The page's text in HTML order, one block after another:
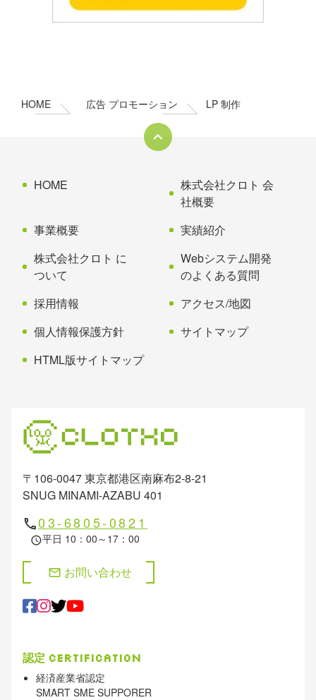
HOME 広告 プロモーション LP 制作
〒106-0047 東京都港区南麻布2-8-21
SNUG MINAMI-AZABU 401
phone03-6805-0821
schedule平日 10：00～17：00
mail お問い合わせ
認定 Certification
経済産業省認定
SMART SME SUPPORER
HOME
株式会社クロト 会
社概要
事業概要
実績紹介
株式会社クロト に
ついて
Webシステム開発
のよくある質問
採用情報
アクセス/地図
個人情報保護方針
サイトマップ
HTML版サイトマップ